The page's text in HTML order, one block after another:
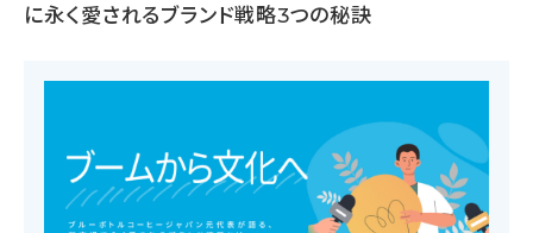
に永く愛されるブランド戦略3つの秘訣